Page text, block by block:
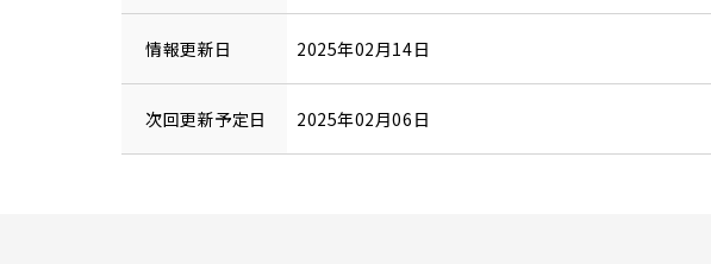
情報更新日 2025年02月14日
次回更新予定日 2025年02月06日